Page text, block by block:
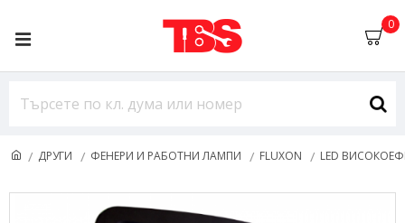
0
ДРУГИ ФЕНЕРИ И РАБОТНИ ЛАМПИ FLUXON LED